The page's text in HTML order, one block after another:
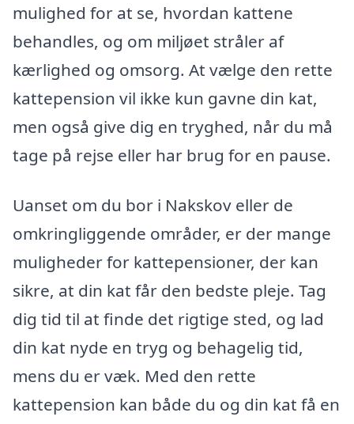
mulighed for at se, hvordan kattene
behandles, og om miljøet stråler af
kærlighed og omsorg. At vælge den rette
kattepension vil ikke kun gavne din kat,
men også give dig en tryghed, når du må
tage på rejse eller har brug for en pause.
Uanset om du bor i Nakskov eller de
omkringliggende områder, er der mange
muligheder for kattepensioner, der kan
sikre, at din kat får den bedste pleje. Tag
dig tid til at finde det rigtige sted, og lad
din kat nyde en tryg og behagelig tid,
mens du er væk. Med den rette
kattepension kan både du og din kat få en